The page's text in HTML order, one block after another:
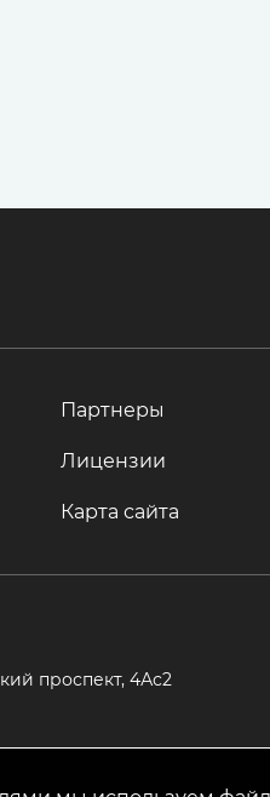
Партнеры
Лицензии
Карта сайта
проспект, 4Ас2